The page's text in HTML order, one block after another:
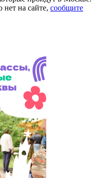
нет на сайте, сообщите